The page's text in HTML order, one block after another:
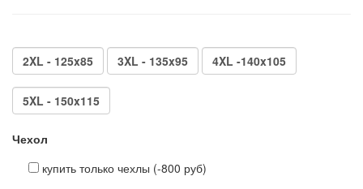
2XL - 125x85 3XL - 135x95 4XL -140x105
5XL - 150x115
Чехол
купить только чехлы (-800 руб)